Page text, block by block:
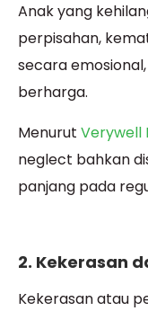
Anak yang
perpisahan,
secara
berharga.
Menurut Verywell
neglect bahkan
panjang pada
2. Kekerasan
Kekerasan atau